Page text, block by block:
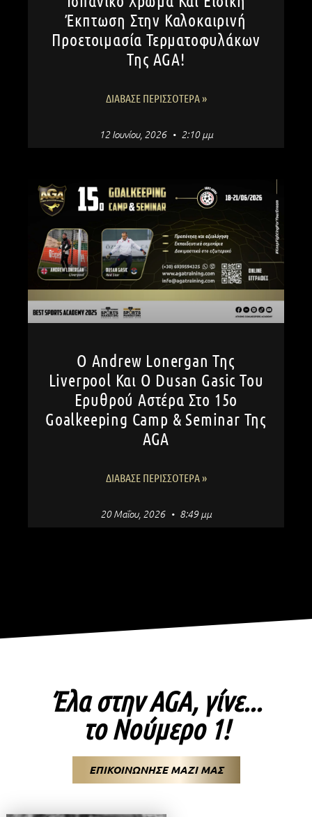
Έκπτωση Στην Καλοκαιρινή
Προετοιμασία Τερματοφυλάκων
Της AGA!
ΔΙΆΒΑΣΕ ΠΕΡΙΣΣΌΤΕΡΑ »
12 Ιουνίου, 2026 2:10 μμ
Ο Andrew Lonergan Της
Liverpool Και Ο Dusan Gasic Του
Ερυθρού Αστέρα Στο 15ο
Goalkeeping Camp & Seminar Της
AGA
ΔΙΆΒΑΣΕ ΠΕΡΙΣΣΌΤΕΡΑ »
20 Μαΐου, 2026 8:49 μμ
Έλα στην AGA, γίνε...
το Νούμερο 1!
ΕΠΙΚΟΙΝΩΝΗΣΕ ΜΑΖΙ ΜΑΣ